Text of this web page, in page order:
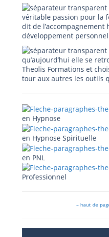
véritable passion pour la
dit de l’accompagnement
développement
qu’aujourd’hui elle se
Theolis Formations et
tour aux autres les outils
en Hypnose
en Hypnose Spirituelle
en PNL
Professionnel
– haut de